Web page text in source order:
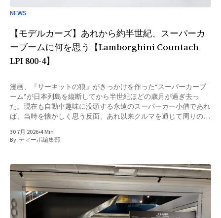
NEWS
【モデルカーズ】あれから約半世紀、スーパーカ
ーブームに何を思う【Lamborghini Countach
LPI 800-4】
漫画、『サーキットの狼』がきっかけを作った“スーパーカーブ
ーム”が日本列島を縦断してから半世紀ほどの歳月が過ぎ去っ
た。現在も自動車趣味に没頭する永遠のスーパーカー小僧であれ
ば、当時を懐かしく思う反面、あれ以来クルマを通じて周りの誰
も彼もと盛り上がれる瞬間が訪れていないことに寂しさを覚える
かもしれない。あの頃スーパーカーに夢中だった仲間たちはいっ
半から1990年代前半にかけて、F1ブームというものがあった。そ
れこそ街を往くフツーのOLのお姉さま方であってもセナの名前く
らいは知っていたハズだ。しかし、あれはホンダの参戦と、それ
以上に分かりやすいドライバー同士の軋轢、人間模様が相互作用
してのことで、スーパーカーブーム時のクルマと言う“ハードウ
ェア”に皆が夢中になったのとはちょっと種類が違ったかもしれ
30 7月 2026•4 Min
By: ティーポ編集部